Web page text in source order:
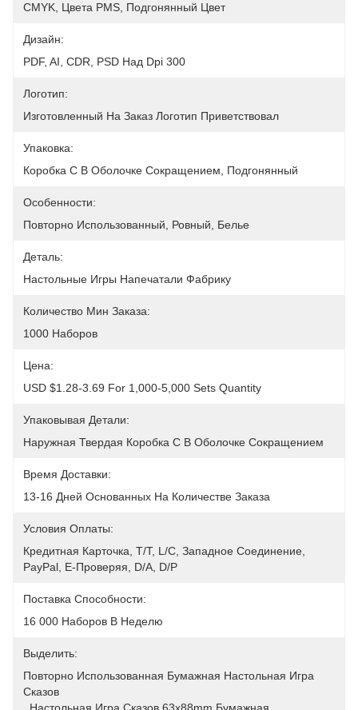
CMYK, Цвета PMS, Подгонянный Цвет
Дизайн:
PDF, AI, CDR, PSD Над Dpi 300
Логотип:
Изготовленный На Заказ Логотип Приветствовал
Упаковка:
Коробка С В Оболочке Сокращением, Подгонянный
Особенности:
Повторно Использованный, Ровный, Белье
Деталь:
Настольные Игры Напечатали Фабрику
Количество Мин Заказа:
1000 Наборов
Цена:
USD $1.28-3.69 For 1,000-5,000 Sets Quantity
Упаковывая Детали:
Наружная Твердая Коробка С В Оболочке Сокращением
Время Доставки:
13-16 Дней Основанных На Количестве Заказа
Условия Оплаты:
Кредитная Карточка, T/T, L/C, Западное Соединение,
PayPal, E-Проверяя, D/A, D/P
Поставка Способности:
16 000 Наборов В Неделю
Выделить:
Повторно Использованная Бумажная Настольная Игра
Сказов